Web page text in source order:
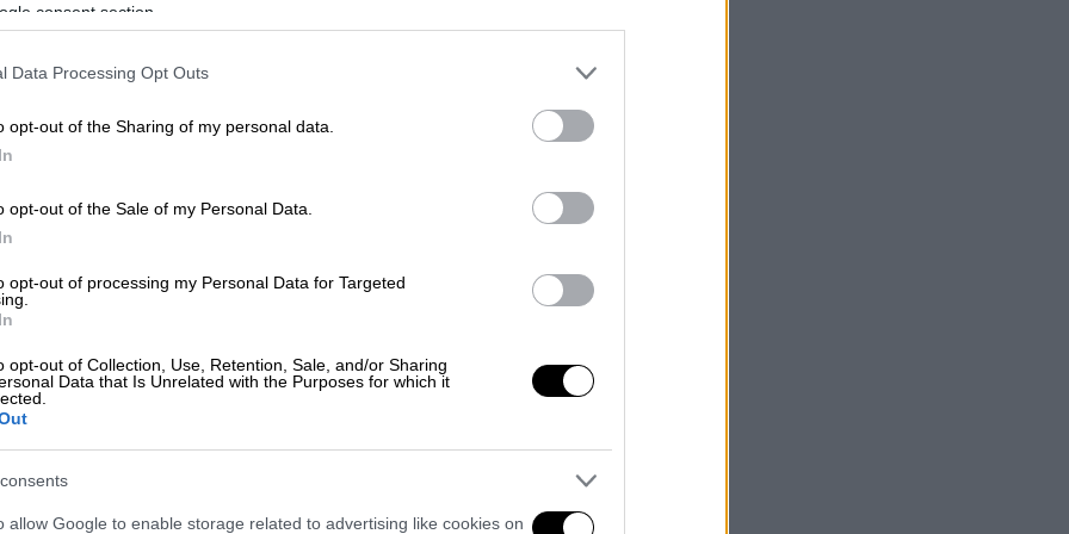
consent section.
Data Processing Opt Outs
opt-out of the Sharing of my personal data.
opt-out of the Sale of my Personal Data.
opt-out of processing my Personal Data for Targeted
opt-out of Collection, Use, Retention, Sale, and/or Sharing
Data that Is Unrelated with the Purposes for which it
allow Google to enable storage related to advertising like cookies on
σε 50άρα πισίνα (Βουδαπέστη)
τερμάτισε τρίτη με 57.86 στην
και κατέλαβε την πέμπτη θέση στο
για τον τελικό της Δευτέρας (12/2,
για Ολυμπιακούς Αγώνες η ομάδα
και αποθεώθηκαν η Πλατανιώτη